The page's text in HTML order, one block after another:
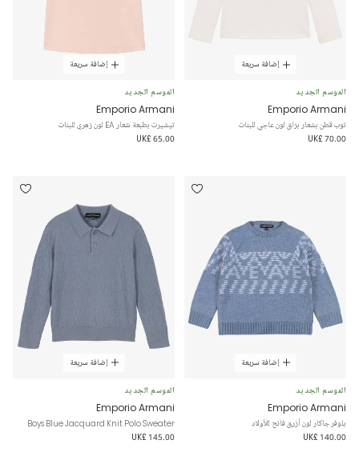
إضافة سريعة
الموسم الجديد
Emporio Armani
توب قطن بشعار برّاق لون عاجي للبنات
UK£ 70.00
إضافة سريعة
الموسم الجديد
Emporio Armani
تيشيرت بطبعة شعار EA لون زهري للبنات
UK£ 65.00
إضافة سريعة
الموسم الجديد
Emporio Armani
بلوفر جاكار لون أزرق فاتح للأولاد
UK£ 140.00
إضافة سريعة
الموسم الجديد
Emporio Armani
Boys Blue Jacquard Knit Polo Sweater
UK£ 145.00